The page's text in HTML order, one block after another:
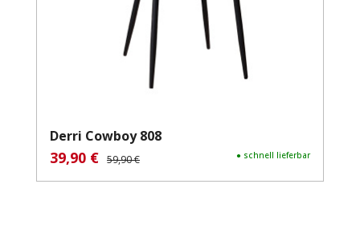
Derri Cowboy 808
Verkaufspreis:
39,90 € Regulärer Preis:
59,90 € ● schnell lieferbar